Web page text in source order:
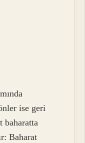
ise geri
baharatta
Baharat